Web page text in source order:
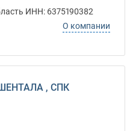
ИНН: 6375190382
О компании
, СПК